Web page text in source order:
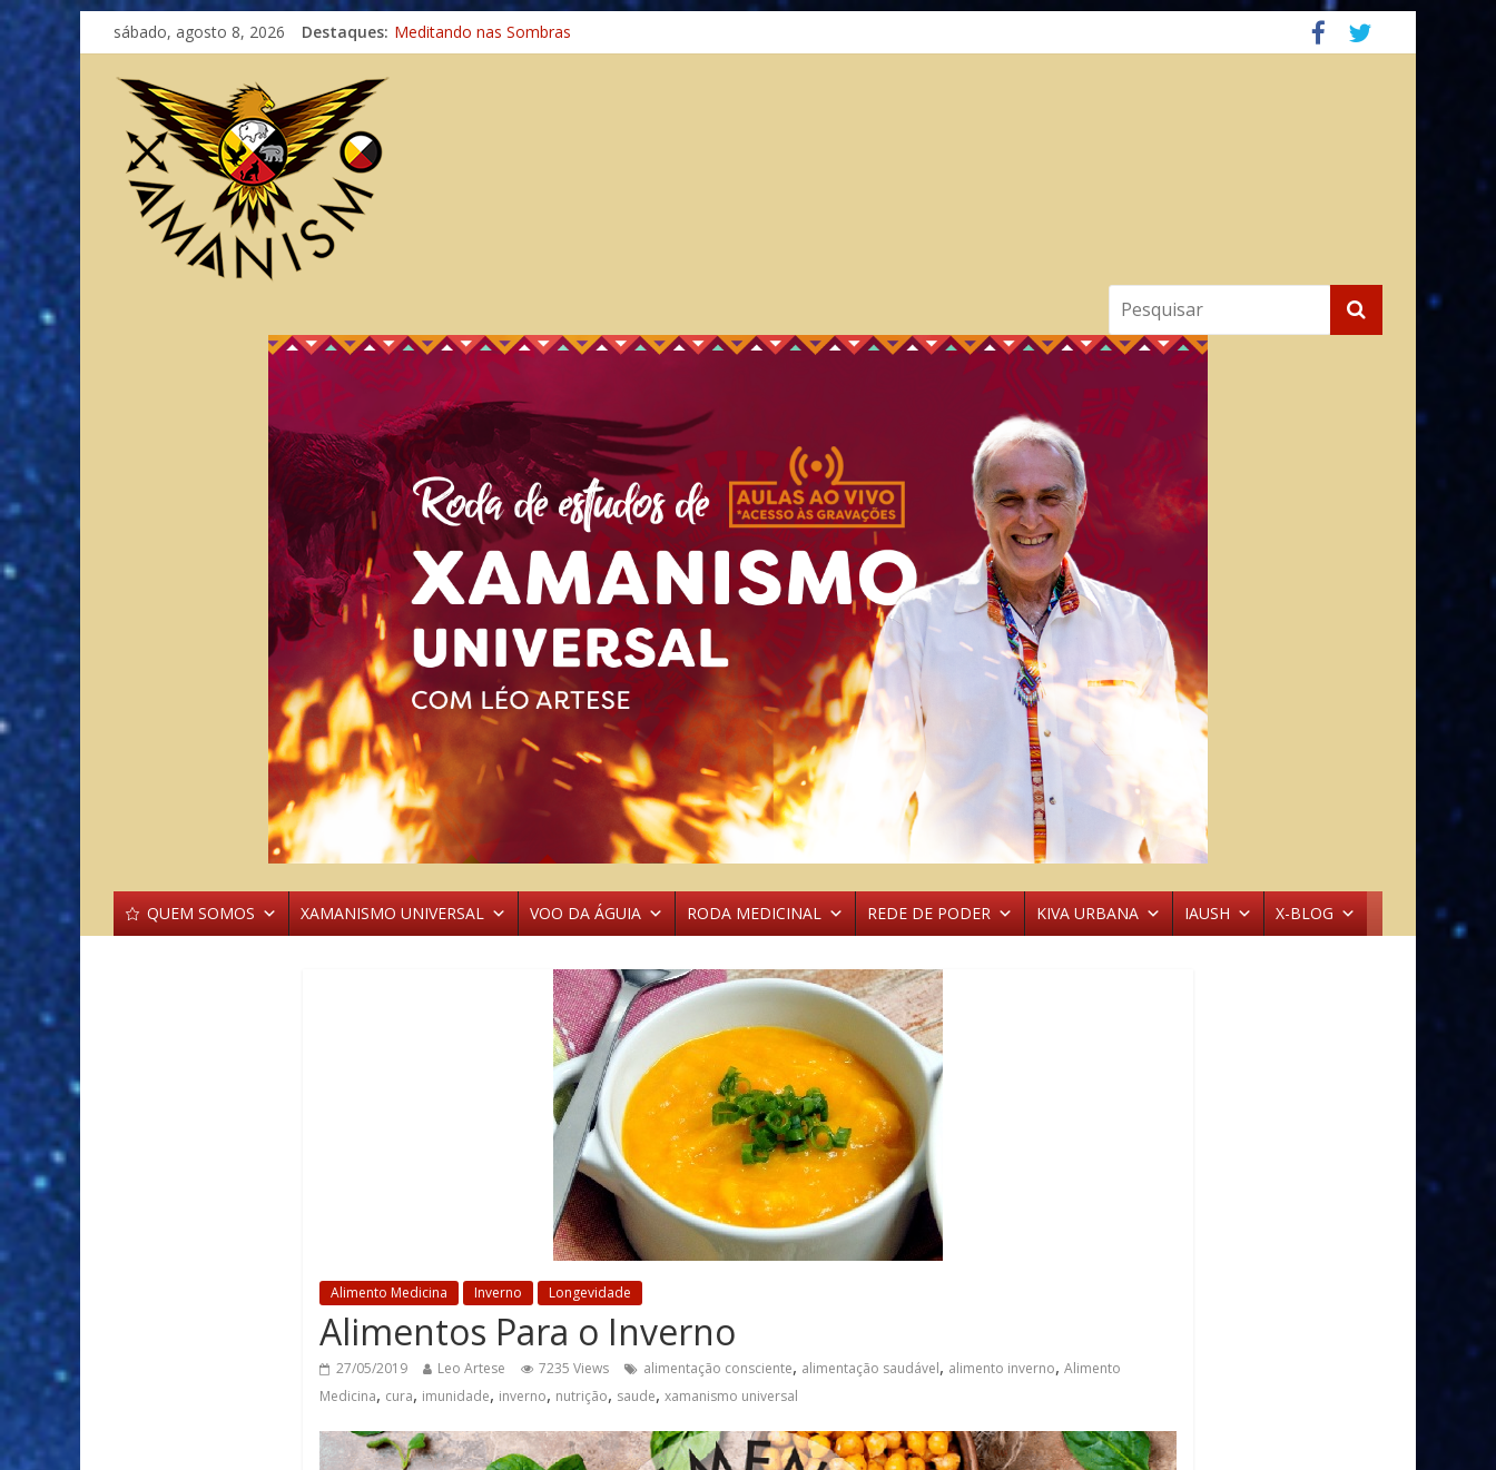
sábado, agosto 8, 2026 Destaques: Meditando nas Sombras
Autosuficiência: A Jornada do Espírito Ancestral
QUEM SOMOS XAMANISMO UNIVERSAL VOO DA ÁGUIA RODA MEDICINAL REDE DE PODER KIVA URBANA IAUSH X-BLOG
Alimento Medicina Inverno Longevidade
Alimentos Para o Inverno
27/05/2019 Leo Artese 7235 Views alimentação consciente, alimentação saudável, alimento inverno, Alimento
Medicina, cura, imunidade, inverno, nutrição, saude, xamanismo universal